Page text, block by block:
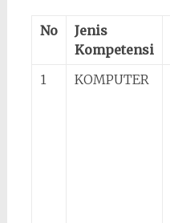
No
Jenis
Kompetensi
1 KOMPUTER